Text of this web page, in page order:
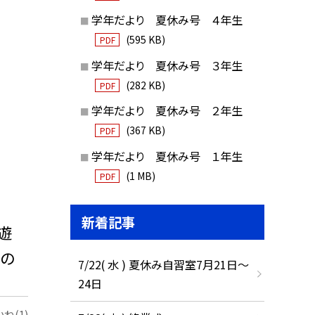
学年だより 夏休み号 ４年生
PDF (595 KB)
学年だより 夏休み号 ３年生
PDF (282 KB)
学年だより 夏休み号 ２年生
PDF (367 KB)
学年だより 夏休み号 １年生
PDF (1 MB)
新着記事
7/22( 水 ) 夏休み自習室7月21日〜
24日